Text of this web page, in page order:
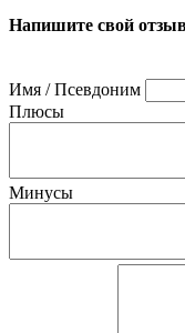
Напишите свой
Имя / Псевдоним
Плюсы
Минусы